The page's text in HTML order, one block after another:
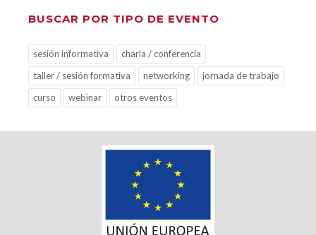
BUSCAR POR TIPO DE EVENTO
sesión informativa
charla / conferencia
taller / sesión formativa
networking
jornada de trabajo
curso
webinar otros eventos